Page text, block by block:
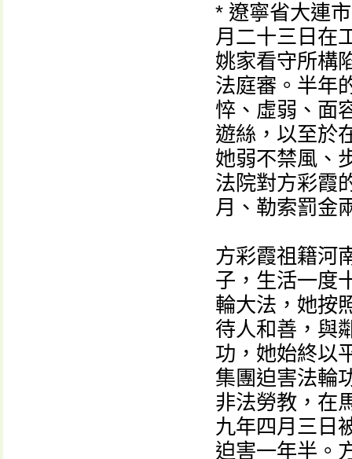
* 遼寧省大連
月二十三日在
姚家看守所構
法庭審。半年
悴、虛弱、面
遊絲，以至於
她弱不禁風、
法院對方彩霞
月、勒索罰金
方彩霞祖籍河
子，生活一度
輪大法，她按
待人和善，與
功，她始終以
集團迫害法輪
非法勞教，在
九年四月三日
迫害一年半。